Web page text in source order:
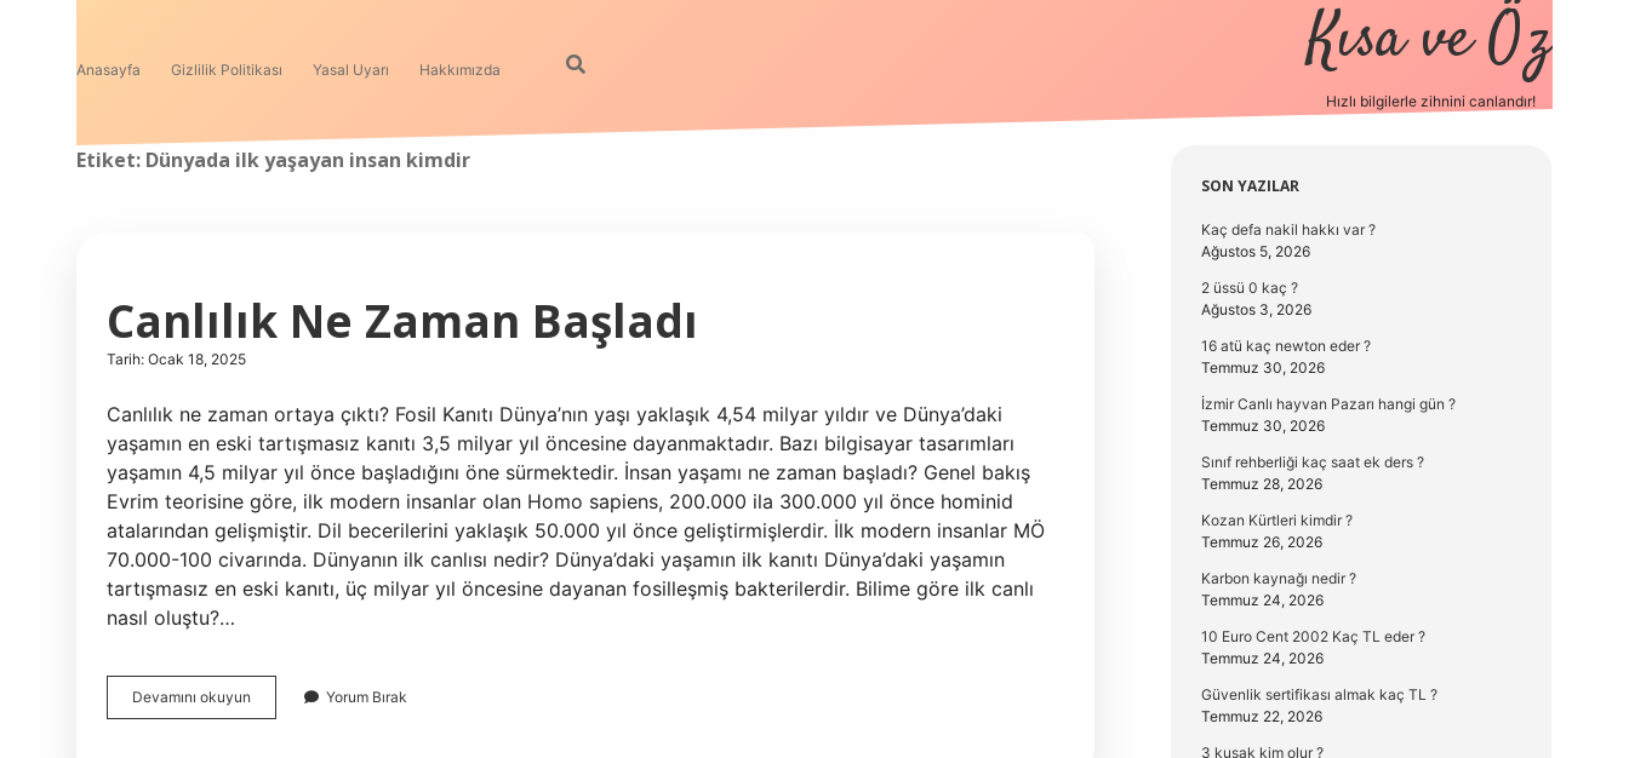
Anasayfa Gizlilik Politikası Yasal Uyarı Hakkımızda Kısa ve Öz
Hızlı bilgilerle zihnini canlandır!
Etiket: Dünyada ilk yaşayan insan kimdir
Canlılık Ne Zaman Başladı
Tarih: Ocak 18, 2025
Canlılık ne zaman ortaya çıktı? Fosil Kanıtı Dünya’nın yaşı yaklaşık 4,54 milyar yıldır ve Dünya’daki
yaşamın en eski tartışmasız kanıtı 3,5 milyar yıl öncesine dayanmaktadır. Bazı bilgisayar tasarımları
yaşamın 4,5 milyar yıl önce başladığını öne sürmektedir. İnsan yaşamı ne zaman başladı? Genel bakış
Evrim teorisine göre, ilk modern insanlar olan Homo sapiens, 200.000 ila 300.000 yıl önce hominid
atalarından gelişmiştir. Dil becerilerini yaklaşık 50.000 yıl önce geliştirmişlerdir. İlk modern insanlar MÖ
70.000-100 civarında. Dünyanın ilk canlısı nedir? Dünya’daki yaşamın ilk kanıtı Dünya’daki yaşamın
tartışmasız en eski kanıtı, üç milyar yıl öncesine dayanan fosilleşmiş bakterilerdir. Bilime göre ilk canlı
nasıl oluştu?…
Devamını okuyun
Ne
Yorum Bırak
Sidebar
SON YAZILAR
Kaç defa nakil hakkı var ?
Ağustos 5, 2026
2 üssü 0 kaç ?
Ağustos 3, 2026
16 atü kaç newton eder ?
Temmuz 30, 2026
İzmir Canlı hayvan Pazarı hangi gün ?
Temmuz 30, 2026
Sınıf rehberliği kaç saat ek ders ?
Temmuz 28, 2026
Kozan Kürtleri kimdir ?
Temmuz 26, 2026
Karbon kaynağı nedir ?
Temmuz 24, 2026
10 Euro Cent 2002 Kaç TL eder ?
Temmuz 24, 2026
Güvenlik sertifikası almak kaç TL ?
Temmuz 22, 2026
3 kuşak kim olur ?